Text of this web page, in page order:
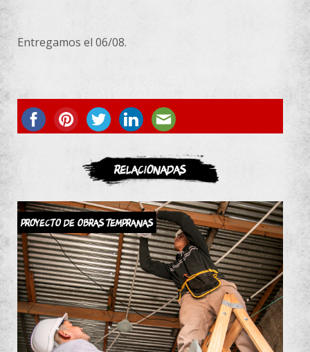
Entregamos el 06/08.
ASOCIATE
Relacionadas
Proyecto de Obras Tempranas